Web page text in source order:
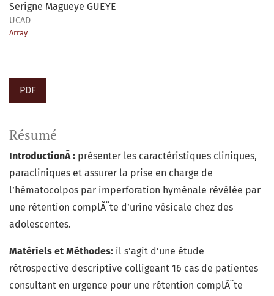
Serigne Magueye GUEYE
UCAD
Array
PDF
Résumé
IntroductionÂ : présenter les caractéristiques cliniques,
paracliniques et assurer la prise en charge de
l’hématocolpos par imperforation hyménale révélée par
une rétention complÃ¨te d’urine vésicale chez des
adolescentes.
Matériels et Méthodes: il s’agit d’une étude
rétrospective descriptive colligeant 16 cas de patientes
consultant en urgence pour une rétention complÃ¨te